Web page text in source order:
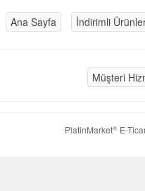
Ana Sayfa İndirimli
Müşteri
PlatinMarket®E-